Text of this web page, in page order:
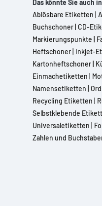
Das könnte Sie auch
Ablösbare Etiketten
Buchschoner CD-
Markierungspunkte
Heftschoner Inkjet-
Kartonheftschoner
Einmachetiketten
Namensetiketten
Recycling Etiketten
Selbstklebende
Universaletiketten
Zahlen und